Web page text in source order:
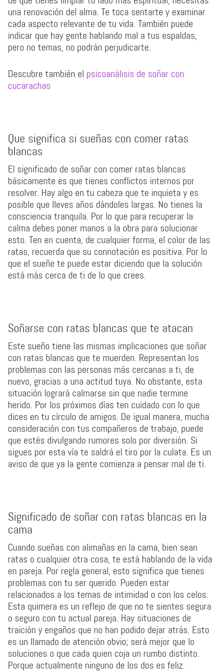
una renovación del alma. Te toca sentarte y examinar
cada aspecto relevante de tu vida. También puede
indicar que hay gente hablando mal a tus espaldas,
pero no temas, no podrán perjudicarte.
Descubre también el psicoanálisis de soñar con
cucarachas
Que significa si sueñas con comer ratas
blancas
El significado de soñar con comer ratas blancas
básicamente es que tienes conflictos internos por
resolver. Hay algo en tu cabeza que te inquieta y es
posible que lleves años dándoles largas. No tienes la
consciencia tranquila. Por lo que para recuperar la
calma debes poner manos a la obra para solucionar
esto. Ten en cuenta, de cualquier forma, el color de las
ratas, recuerda que su connotación es positiva. Por lo
que el sueñe te puede estar diciendo que la solución
está más cerca de ti de lo que crees.
Soñarse con ratas blancas que te atacan
Este sueño tiene las mismas implicaciones que soñar
con ratas blancas que te muerden. Representan los
problemas con las personas más cercanas a ti, de
nuevo, gracias a una actitud tuya. No obstante, esta
situación logrará calmarse sin que nadie termine
herido. Por los próximos días ten cuidado con lo que
dices en tu círculo de amigos. De igual manera, mucha
consideración con tus compañeros de trabajo, puede
que estés divulgando rumores solo por diversión. Si
sigues por esta vía te saldrá el tiro por la culata. Es un
aviso de que ya la gente comienza a pensar mal de ti.
Significado de soñar con ratas blancas en la
cama
Cuando sueñas con alimañas en la cama, bien sean
ratas o cualquier otra cosa, te está hablando de la vida
en pareja. Por regla general, esto significa que tienes
problemas con tu ser querido. Pueden estar
relacionados a los temas de intimidad o con los celos.
Esta quimera es un reflejo de que no te sientes segura
o seguro con tu actual pareja. Hay situaciones de
traición y engaños que no han podido dejar atrás. Esto
es un llamado de atención obvio; será mejor que lo
soluciones o que cada quien coja un rumbo distinto.
Porque actualmente ninguno de los dos es feliz.